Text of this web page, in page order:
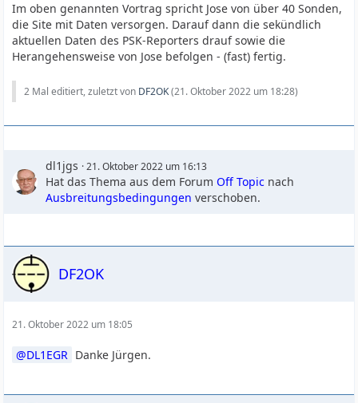
Im oben genannten Vortrag spricht Jose von über 40 Sonden,
die Site mit Daten versorgen. Darauf dann die sekündlich
aktuellen Daten des PSK-Reporters drauf sowie die
Herangehensweise von Jose befolgen - (fast) fertig.
2 Mal editiert, zuletzt von DF2OK(21. Oktober 2022 um 18:28)
dl1jgs 21. Oktober 2022 um 16:13
Hat das Thema aus dem ForumOff Topic nach
Ausbreitungsbedingungen verschoben.
DF2OK
21. Oktober 2022 um 18:05
DL1EGR Danke Jürgen.